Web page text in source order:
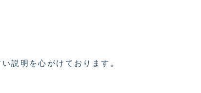
説明を心がけております。